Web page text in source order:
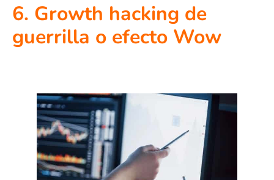
6. Growth hacking de
guerrilla o efecto Wow